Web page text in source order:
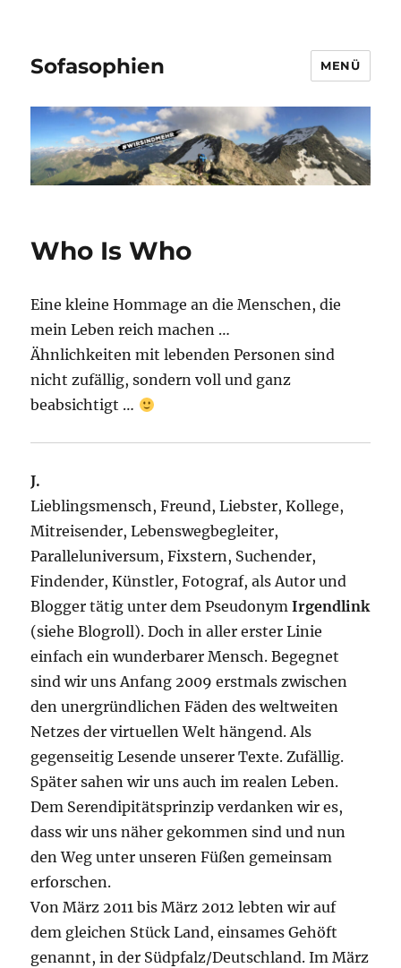
Sofasophien MENÜ
Who Is Who
Eine kleine Hommage an die Menschen, die
mein Leben reich machen …
Ähnlichkeiten mit lebenden Personen sind
nicht zufällig, sondern voll und ganz
beabsichtigt …
J.
Lieblingsmensch, Freund, Liebster, Kollege,
Mitreisender, Lebenswegbegleiter,
Paralleluniversum, Fixstern, Suchender,
Findender, Künstler, Fotograf, als Autor und
Blogger tätig unter dem PseudonymIrgendlink
(siehe Blogroll). Doch in aller erster Linie
einfach ein wunderbarer Mensch. Begegnet
sind wir uns Anfang 2009 erstmals zwischen
den unergründlichen Fäden des weltweiten
Netzes der virtuellen Welt hängend. Als
gegenseitig Lesende unserer Texte. Zufällig.
Später sahen wir uns auch im realen Leben.
Dem Serendipitätsprinzip verdanken wir es,
dass wir uns näher gekommen sind und nun
den Weg unter unseren Füßen gemeinsam
erforschen.
Von März 2011 bis März 2012 lebten wir auf
dem gleichen Stück Land, einsames Gehöft
genannt, in der Südpfalz/Deutschland. Im März